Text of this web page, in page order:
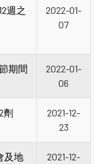
週之
2022-01-
07
期間
2022-01-
06
劑
2021-12-
23
及地
2021-12-